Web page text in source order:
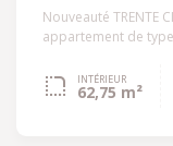
Nouveauté TRENTE
appartement de
INTÉRIEUR
62,75 m²